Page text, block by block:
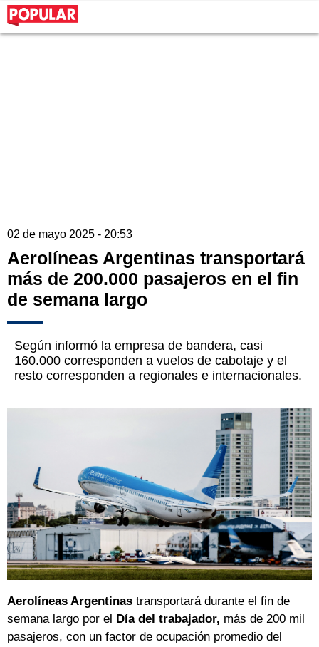
02 de mayo 2025 - 20:53
Aerolíneas Argentinas transportará
más de 200.000 pasajeros en el fin
de semana largo
Según informó la empresa de bandera, casi
160.000 corresponden a vuelos de cabotaje y el
resto corresponden a regionales e internacionales.
Aerolíneas Argentinas transportará durante el fin de
semana largo por el Día del trabajador, más de 200 mil
pasajeros, con un factor de ocupación promedio del